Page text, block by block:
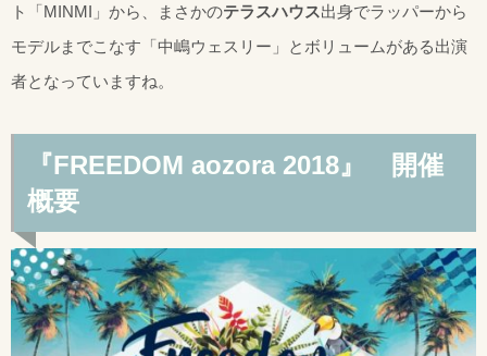
ト「MINMI」から、まさかのテラスハウス出身でラッパーから
モデルまでこなす「中嶋ウェスリー」とボリュームがある出演
者となっていますね。
『FREEDOM aozora 2018』 開催
概要